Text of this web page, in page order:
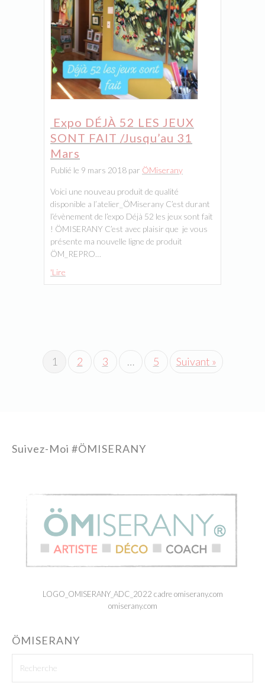
Expo DÉJÀ 52 LES JEUX
SONT FAIT /Jusqu’au 31
Mars
Publié le 9 mars 2018 par ÖMiserany
Voici une nouveau produit de qualité
disponible a l’atelier_ÖMiserany C’est durant
l’évènement de l’expo Déjà 52 les jeux sont fait
! ÖMISERANY C’est avec plaisir que je vous
présente ma nouvelle ligne de produit
ÖM_REPRO…
'Lire
1 2 3 … 5 Suivant »
Suivez-Moi #ÖMISERANY
LOGO_OMISERANY_ADC_2022 cadre omiserany.com
omiserany.com
ÖMISERANY